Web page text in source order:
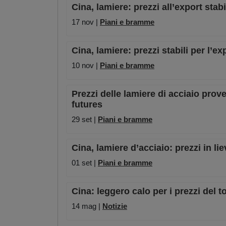
Cina, lamiere: prezzi all’export
17 nov | Piani e bramme
Cina, lamiere: prezzi stabili per
10 nov | Piani e bramme
Prezzi delle lamiere di acciaio
futures
29 set | Piani e bramme
Cina, lamiere d’acciaio: prezzi in
01 set | Piani e bramme
Cina: leggero calo per i prezzi del
14 mag | Notizie